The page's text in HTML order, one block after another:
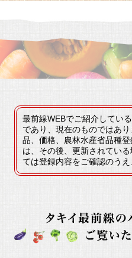
最前線WEBでご紹介してい
であり、現在のものではあ
品、価格、農林水産省品種
は、その後、更新されてい
ては登録内容をご確認のうえ